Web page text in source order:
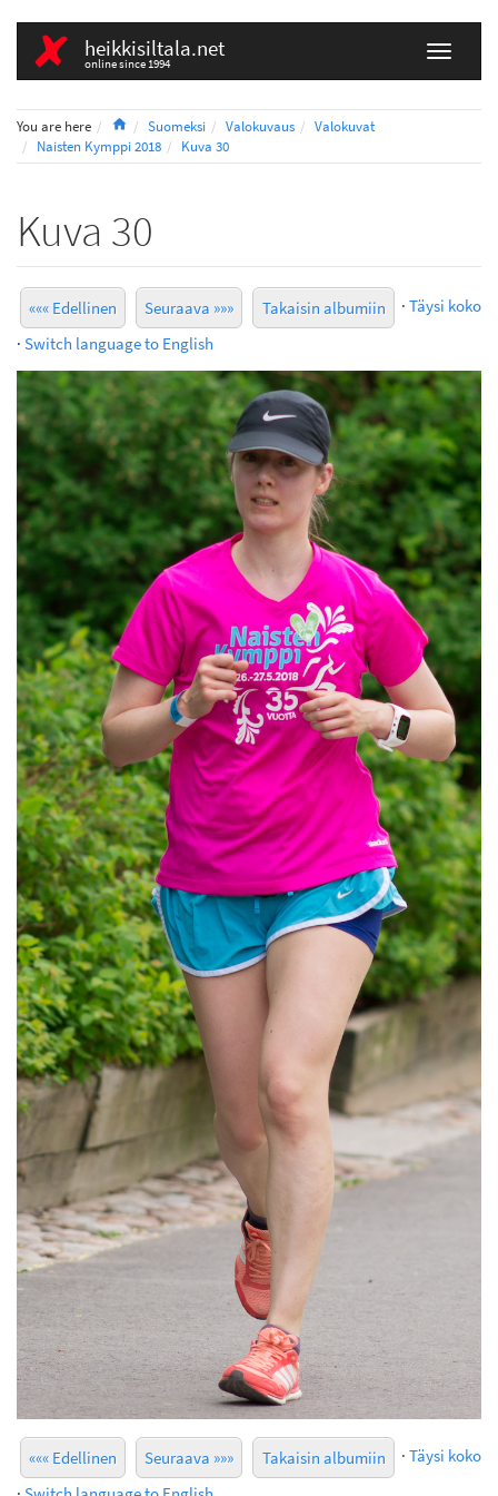
heikkisiltala.net
online since 1994
You are here HomeSuomeksi Valokuvaus
Valokuvat
Naisten Kymppi 2018
Kuva 30
Kuva 30
««« Edellinen Seuraava »»» Takaisin albumiin · Täysi koko
· Switch language to English
««« Edellinen Seuraava »»» Takaisin albumiin · Täysi koko